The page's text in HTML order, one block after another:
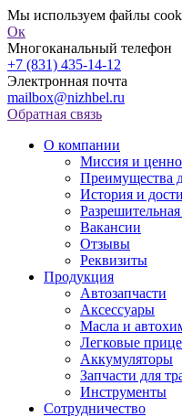
Мы используем файлы
Ок
Многоканальный телефон
+7 (831) 435-14-12
Электронная почта
mailbox@nizhbel.ru
Обратная связь
О компании
Миссия и
Преимущества
История и
Вакансии
Отзывы
Реквизиты
Продукция
Автозапчасти
Аксессуары
Масла и
Легковые
Аккумуляторы
Запчасти для
Инструменты
Сотрудничество